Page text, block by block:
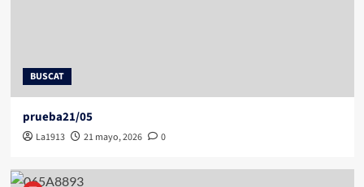
BUSCAT
prueba21/05
La1913 21 mayo, 2026 0